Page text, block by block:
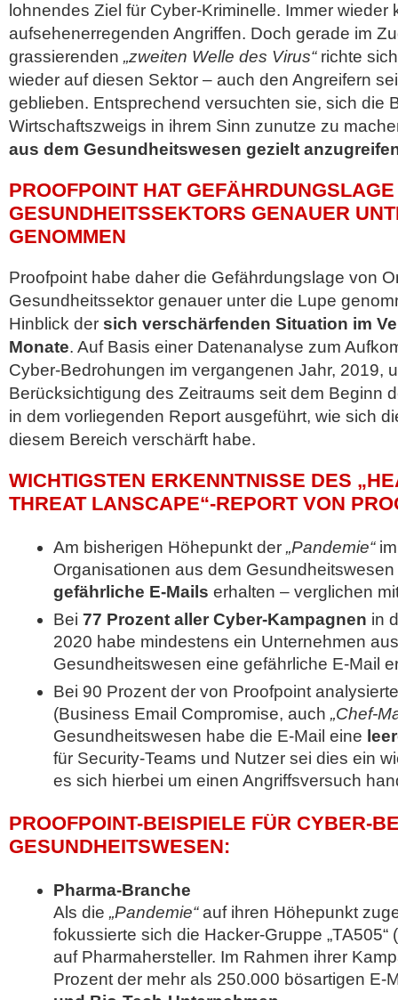
lohnendes Ziel für Cyber-Kriminelle. Immer wieder
aufsehenerregenden Angriffen. Doch gerade im
grassierenden „zweiten Welle des Virus“richte
wieder auf diesen Sektor – auch den Angreifern
geblieben. Entsprechend versuchten sie, sich die
Wirtschaftszweigs in ihrem Sinn zunutze zu
aus dem Gesundheitswesen gezielt
PROOFPOINT HAT
GESUNDHEITSSEKTORS GENAUER
GENOMMEN
Proofpoint habe daher die Gefährdungslage von
Gesundheitssektor genauer unter die Lupe
Hinblick der sich verschärfenden Situation im
Monate. Auf Basis einer Datenanalyse zum
Cyber-Bedrohungen im vergangenen Jahr, 2019,
Berücksichtigung des Zeitraums seit dem Beginn
in dem vorliegenden Report ausgeführt, wie sich
diesem Bereich verschärft habe.
WICHTIGSTEN ERKENNTNISSE DES
THREAT LANSCAPE“-REPORT VON
Am bisherigen Höhepunkt der „Pandemie“im
Organisationen aus dem
gefährliche E-Mails erhalten – verglichen
Bei 77 Prozent aller Cyber-Kampagnen in
2020 habe mindestens ein Unternehmen
Gesundheitswesen eine gefährliche E-Mail
Bei 90 Prozent der von Proofpoint
(Business Email Compromise, auch „Chef-
Gesundheitswesen habe die E-Mail eine
für Security-Teams und Nutzer sei dies ein
es sich hierbei um einen Angriffsversuch
PROOFPOINT-BEISPIELE FÜR CYBER-
GESUNDHEITSWESEN:
Pharma-Branche
Als die „Pandemie“auf ihren Höhepunkt
fokussierte sich die Hacker-Gruppe „TA505“
auf Pharmahersteller. Im Rahmen ihrer
Prozent der mehr als 250.000 bösartigen E-